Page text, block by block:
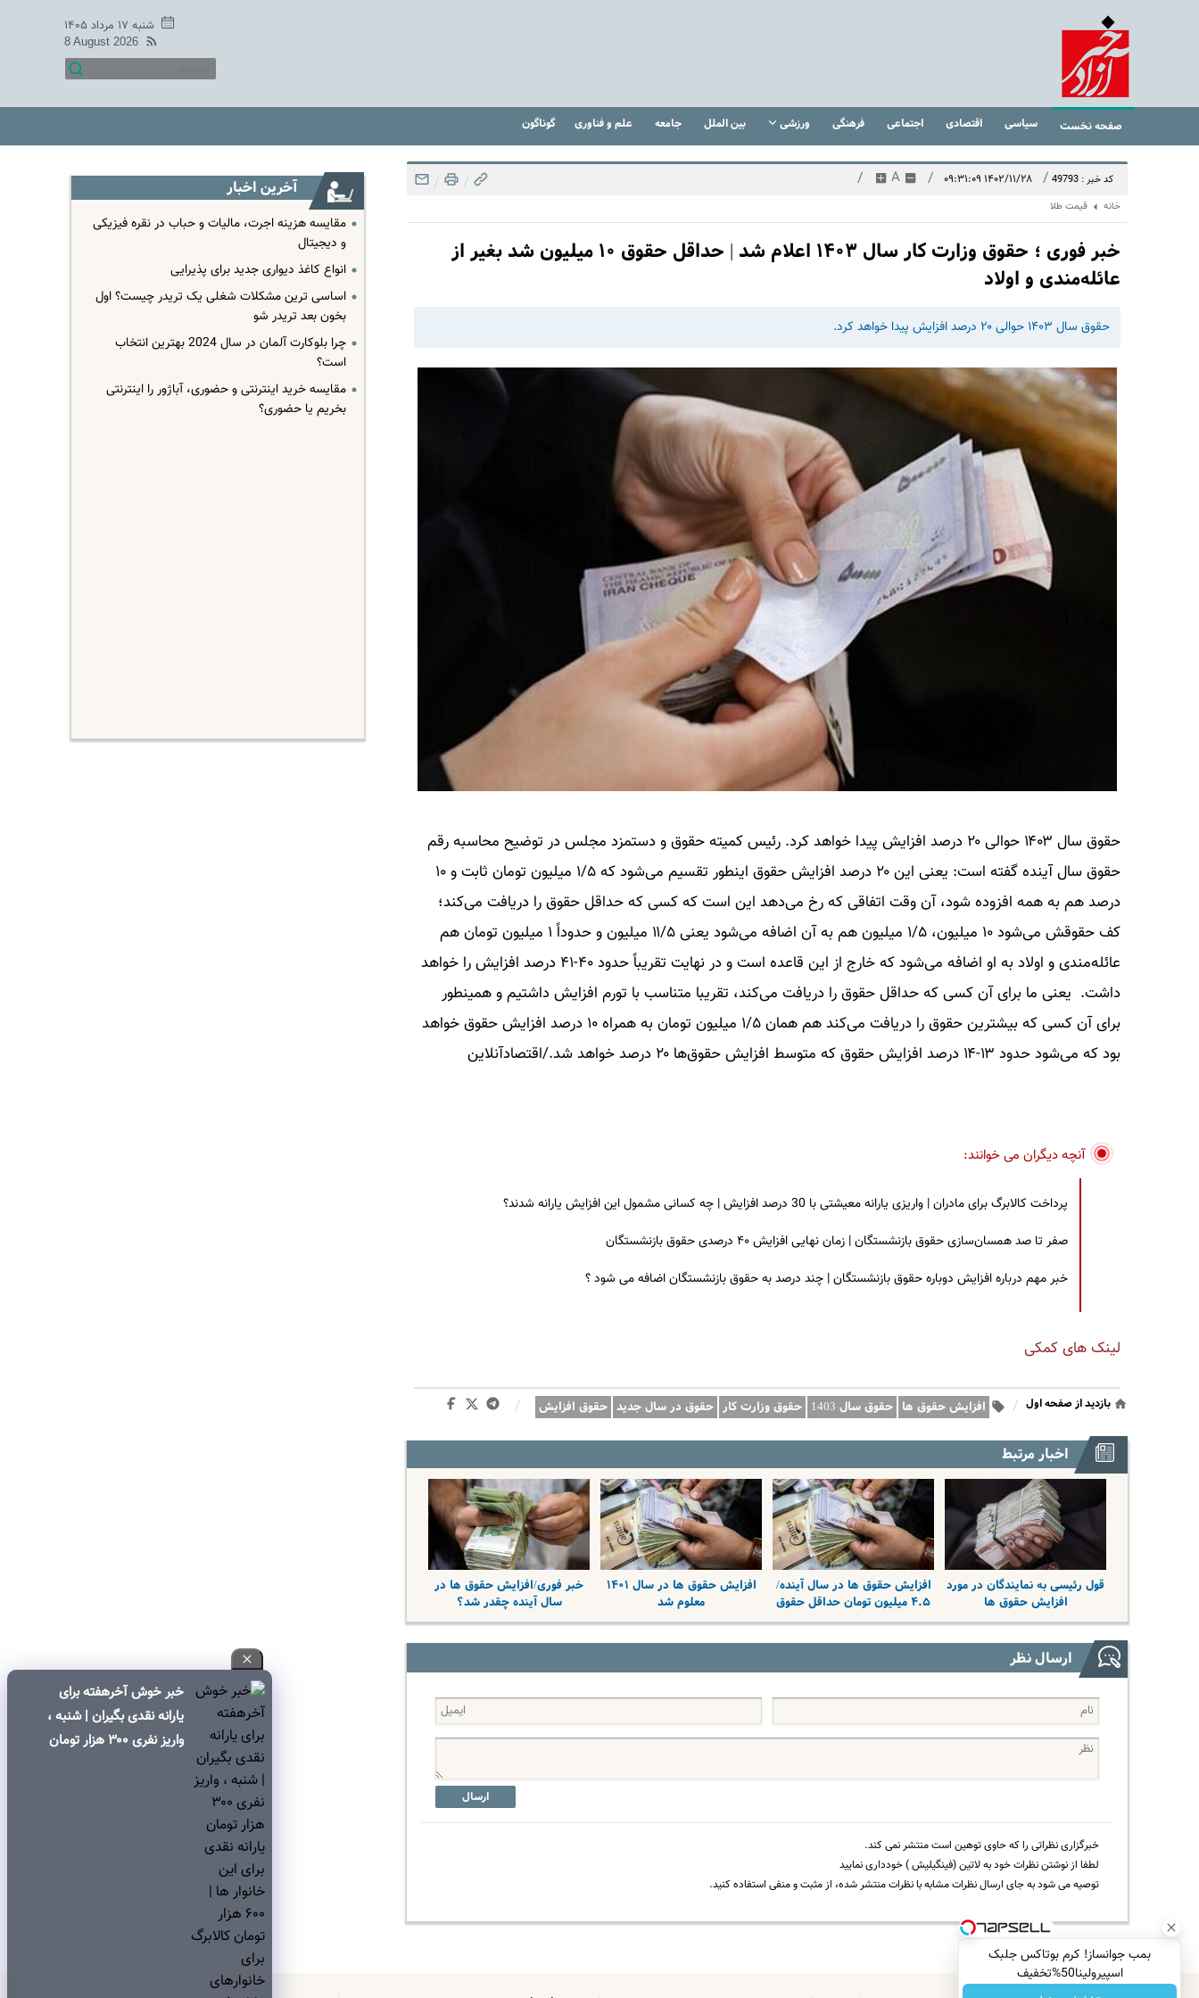
شنبه ۱۷ مرداد ۱۴۰۵
8 August 2026
صفحه نخست سیاسی اقتصادی اجتماعی فرهنگی ورزشی بین الملل جامعه علم و فناوری گوناگون
کد خبر : 49793 / ۱۴۰۲/۱۱/۲۸ ۰۹:۳۱:۰۹ /
A
/
/
/
خانه قیمت طلا
خبر فوری ؛ حقوق وزارت کار سال ۱۴۰۳ اعلام شد | حداقل حقوق ۱۰ میلیون شد بغیر از
عائله‌مندی و اولاد
حقوق سال ۱۴۰۳ حوالی ۲۰ درصد افزایش پیدا خواهد کرد.
حقوق سال ۱۴۰۳ حوالی ۲۰ درصد افزایش پیدا خواهد کرد. رئیس کمیته حقوق و دستمزد مجلس در توضیح محاسبه رقم
حقوق سال آینده گفته است: یعنی این ۲۰ درصد افزایش حقوق اینطور تقسیم می‌شود که ۱/۵ میلیون تومان ثابت و ۱۰
درصد هم به همه افزوده شود، آن وقت اتفاقی که رخ می‌دهد این است که کسی که حداقل حقوق را دریافت می‌کند؛
کف حقوقش می‌شود ۱۰ میلیون، ۱/۵ میلیون هم به آن اضافه می‌شود یعنی ۱۱/۵ میلیون و حدوداً ۱ میلیون تومان هم
عائله‌مندی و اولاد به او اضافه می‌شود که خارج از این قاعده است و در نهایت تقریباً حدود ۴۰-۴۱ درصد افزایش را خواهد
داشت. یعنی ما برای آن کسی که حداقل حقوق را دریافت می‌کند، تقریبا متناسب با تورم افزایش داشتیم و همینطور
برای آن کسی که بیشترین حقوق را دریافت می‌کند هم همان ۱/۵ میلیون تومان به همراه ۱۰ درصد افزایش حقوق خواهد
بود که می‌شود حدود ۱۳-۱۴ درصد افزایش حقوق که متوسط افزایش حقوق‌ها ۲۰ درصد خواهد شد./اقتصادآنلاین
آنچه دیگران می خوانند:
پرداخت کالابرگ برای مادران | واریزی یارانه معیشتی با 30 درصد افزایش | چه کسانی مشمول این افزایش یارانه شدند؟
صفر تا صد همسان‌سازی حقوق بازنشستگان | زمان نهایی افزایش ۴۰ درصدی حقوق بازنشستگان
خبر مهم درباره افزایش دوباره حقوق بازنشستگان | چند درصد به حقوق بازنشستگان اضافه می شود ؟
لینک های کمکی
بازدید از صفحه اول / افزایش حقوق ها حقوق سال 1403 حقوق وزارت کار حقوق در سال جدید حقوق افزایش /
اخبار مرتبط
قول رئیسی به نمایندگان در مورد
افزایش حقوق ها
افزایش حقوق ها در سال آینده/
۴.۵ میلیون تومان حداقل حقوق
افزایش حقوق ها در سال ۱۴۰۱
معلوم شد
خبر فوری/افزایش حقوق ها در
سال آینده چقدر شد؟
ارسال نظر
ارسال
خبرگزاری نظراتی را که حاوی توهین است منتشر نمی کند.
لطفا از نوشتن نظرات خود به لاتین (فینگیلیش ) خودداری نمایید
توصیه می شود به جای ارسال نظرات مشابه با نظرات منتشر شده، از مثبت و منفی استفاده کنید.
بمب جوانساز! کرم بوتاکس جلبک
اسپیرولینا50%تخفیف
آخرین اخبار
مقایسه هزینه اجرت، مالیات و حباب در نقره فیزیکی
و دیجیتال
انواع کاغذ دیواری جدید برای پذیرایی
اساسی ترین مشکلات شغلی یک تریدر چیست؟ اول
بخون بعد تریدر شو
چرا بلوکارت آلمان در سال 2024 بهترین انتخاب
است؟
مقایسه خرید اینترنتی و حضوری، آباژور را اینترنتی
بخریم یا حضوری؟
خبر خوش آخرهفته برای
یارانه نقدی بگیران | شنبه ،
واریز نفری ۳۰۰ هزار تومان